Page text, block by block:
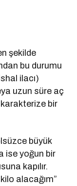
şekilde
bu durumu
ilacı)
uzun süre aç
bir
büyük
ise yoğun bir
kapılır.
alacağım”